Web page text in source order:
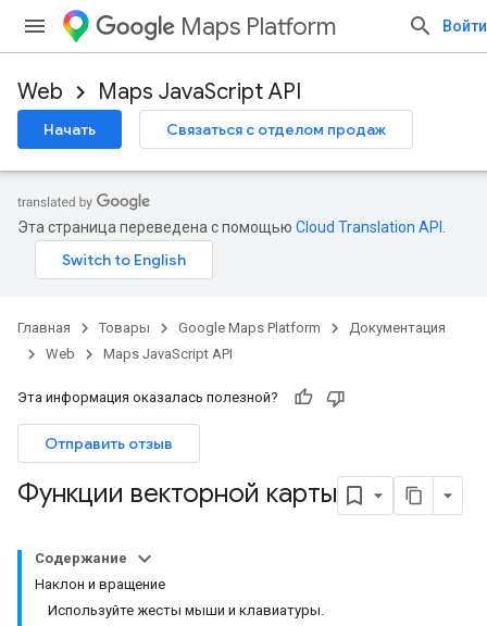
Maps Platform Войти
Web Maps JavaScript API
Начать Связаться с отделом продаж
Эта страница переведена с помощью Cloud Translation API
Главная Товары Google Maps Platform
Документация
Web
Maps JavaScript API
Эта информация оказалась полезной?
Отправить отзыв
Функции векторной карты
Содержание
Наклон и вращение
Используйте жесты мыши и клавиатуры.